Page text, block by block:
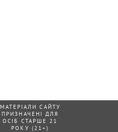
МАТЕРІАЛИ САЙТУ
ПРИЗНАЧЕНІ ДЛЯ
ОСІБ СТАРШЕ 21
РОКУ (21+)